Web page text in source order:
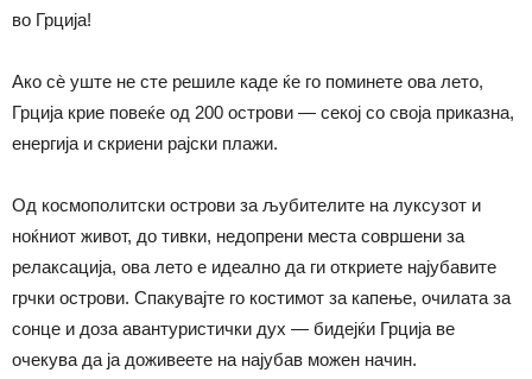
во Грција!
Ако сѐ уште не сте решиле каде ќе го поминете ова лето,
Грција крие повеќе од 200 острови — секој со своја приказна,
енергија и скриени рајски плажи.
Од космополитски острови за љубителите на луксузот и
ноќниот живот, до тивки, недопрени места совршени за
релаксација, ова лето е идеално да ги откриете најубавите
грчки острови. Спакувајте го костимот за капење, очилата за
сонце и доза авантуристички дух — бидејќи Грција ве
очекува да ја доживеете на најубав можен начин.